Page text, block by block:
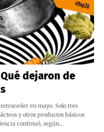
dejaron de
en mayo. Solo tres
y otros productos básicos
continuó, según…